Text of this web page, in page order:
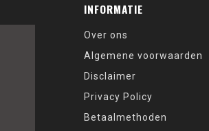
INFORMATIE
Over ons
Algemene voorwaarden
Disclaimer
Privacy Policy
Betaalmethoden